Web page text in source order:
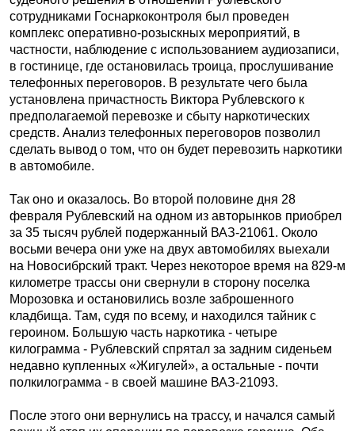
сотрудниками Госнаркоконтроля был проведен
комплекс оперативно-розыскных мероприятий, в
частности, наблюдение с использованием аудиозаписи,
в гостинице, где остановилась троица, прослушивание
телефонных переговоров. В результате чего была
установлена причастность Виктора Рублевского к
предполагаемой перевозке и сбыту наркотических
средств. Анализ телефонных переговоров позволил
сделать вывод о том, что он будет перевозить наркотики
в автомобиле.
Так оно и оказалось. Во второй половине дня 28
февраля Рублевский на одном из авторынков приобрел
за 35 тысяч рублей подержанный ВАЗ-21061. Около
восьми вечера они уже на двух автомобилях выехали
на Новосибрский тракт. Через некоторое время на 829-м
километре трассы они свернули в сторону поселка
Морозовка и остановились возле заброшенного
кладбища. Там, судя по всему, и находился тайник с
героином. Большую часть наркотика - четыре
килограмма - Рублевский спрятал за задним сиденьем
недавно купленных «Жигулей», а остальные - почти
полкилограмма - в своей машине ВАЗ-21093.
После этого они вернулись на трассу, и начался самый